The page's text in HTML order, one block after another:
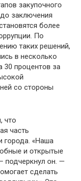
закупочного
заключения
более
По
таких решений,
в несколько
30 процентов за
со стороны
что
часть
города. «Наша
и открытые
подчеркнул он. —
сделать